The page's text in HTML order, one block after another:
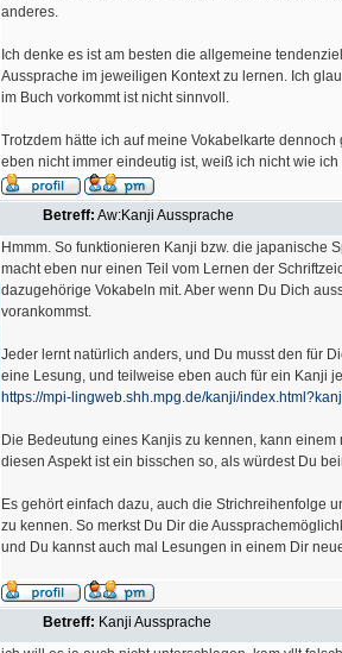
anderes.
Ich denke es ist am besten die allgemeine
Aussprache im jeweiligen Kontext zu lernen. Ich
im Buch vorkommt ist nicht sinnvoll.
Trotzdem hätte ich auf meine Vokabelkarte
eben nicht immer eindeutig ist, weiß ich nicht wie
Betreff: Aw:Kanji Aussprache
Hmmm. So funktionieren Kanji bzw. die japanische
macht eben nur einen Teil vom Lernen der
dazugehörige Vokabeln mit. Aber wenn Du Dich
vorankommst.
Jeder lernt natürlich anders, und Du musst den für
eine Lesung, und teilweise eben auch für ein Kanji
https://mpi-lingweb.shh.mpg.de/kanji/
Die Bedeutung eines Kanjis zu kennen, kann
diesen Aspekt ist ein bisschen so, als würdest Du
Es gehört einfach dazu, auch die Strichreihenfolge
zu kennen. So merkst Du Dir die
und Du kannst auch mal Lesungen in einem Dir
Betreff: Kanji Aussprache